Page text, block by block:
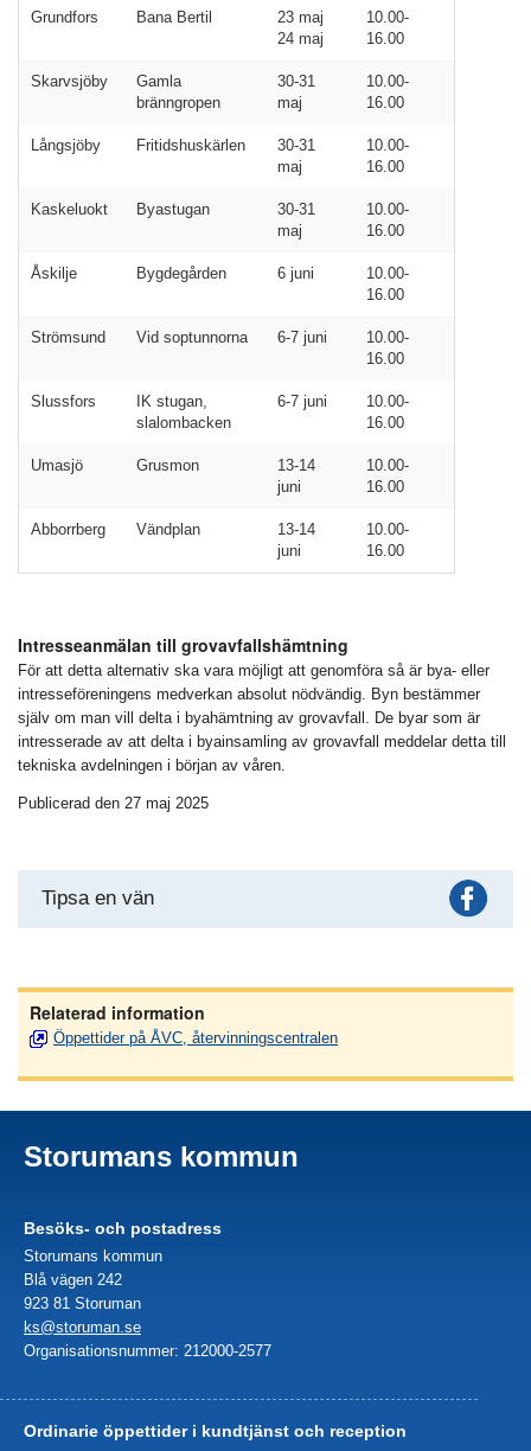
Grundfors Bana Bertil
23 maj
24 maj
10.00-
16.00
Skarvsjöby
Gamla
bränngropen
30-31
maj
10.00-
16.00
Långsjöby Fritidshuskärlen
30-31
maj
10.00-
16.00
Kaskeluokt Byastugan
30-31
maj
10.00-
16.00
Åskilje Bygdegården 6 juni
10.00-
16.00
Strömsund Vid soptunnorna 6-7 juni
10.00-
16.00
Slussfors
IK stugan,
slalombacken
6-7 juni
10.00-
16.00
Umasjö Grusmon
13-14
juni
10.00-
16.00
Abborrberg Vändplan
13-14
juni
10.00-
16.00
Intresseanmälan till grovavfallshämtning
För att detta alternativ ska vara möjligt att genomföra så är bya- eller
intresseföreningens medverkan absolut nödvändig. Byn bestämmer
själv om man vill delta i byahämtning av grovavfall. De byar som är
intresserade av att delta i byainsamling av grovavfall meddelar detta till
tekniska avdelningen i början av våren.
Publicerad den 27 maj 2025
Tipsa en vän
Relaterad information
Öppettider på ÅVC, återvinningscentralen
Storumans kommun
Besöks- och postadress
Storumans kommun
Blå vägen 242
923 81 Storuman
ks@storuman.se
Organisationsnummer: 212000-2577
Ordinarie öppettider i kundtjänst och reception